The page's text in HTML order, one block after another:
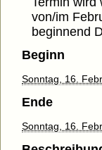
von/im
beginnend
Beginn
Sonntag, 16.
Ende
Sonntag, 16.